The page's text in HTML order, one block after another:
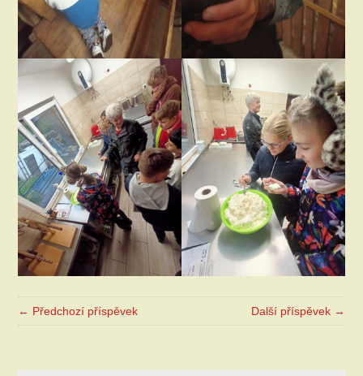
← Předchozí příspěvek Další příspěvek →